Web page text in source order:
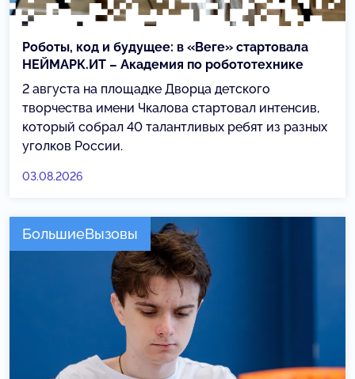
Роботы, код и будущее: в «Веге» стартовала
НЕЙМАРК.ИТ – Академия по робототехнике
2 августа на площадке Дворца детского
творчества имени Чкалова стартовал интенсив,
который собрал 40 талантливых ребят из разных
уголков России.
03.08.2026
БольшиеВызовы